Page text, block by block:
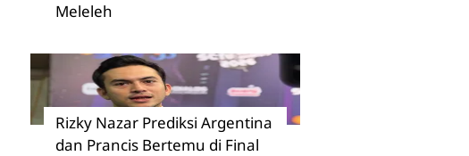
Meleleh
Rizky Nazar Prediksi Argentina
dan Prancis Bertemu di Final